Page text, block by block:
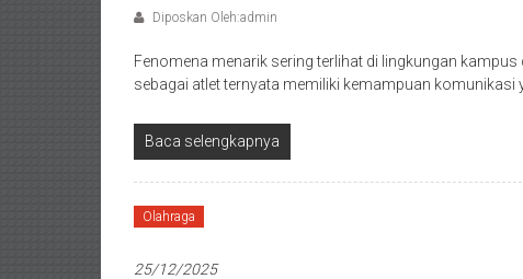
Diposkan Oleh:admin
Fenomena menarik sering terlihat di lingkungan
sebagai atlet ternyata memiliki kemampuan komunikasi
Baca selengkapnya
Olahraga
25/12/2025